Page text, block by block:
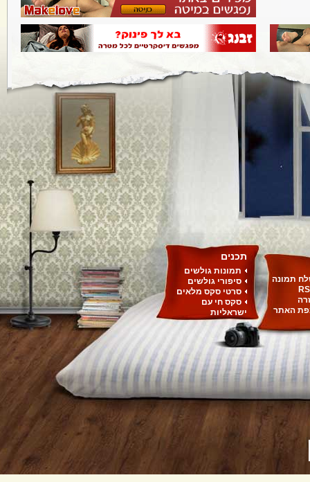
תמונה
האתר
תכנים
תמונות גולשים
סיפורי גולשים
סרטי סקס מלאים
סקס חי עם
ישראליות